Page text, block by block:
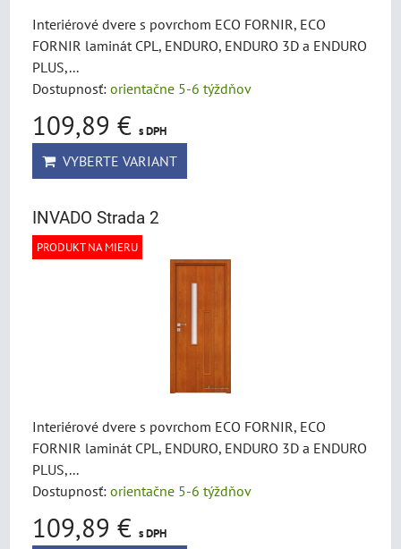
Interiérové dvere s povrchom ECO FORNIR, ECO
FORNIR laminát CPL, ENDURO, ENDURO 3D a ENDURO
PLUS,...
Dostupnosť: orientačne 5-6 týždňov
109,89 € s DPH
VYBERTE VARIANT
INVADO Strada 2
PRODUKT NA MIERU
Interiérové dvere s povrchom ECO FORNIR, ECO
FORNIR laminát CPL, ENDURO, ENDURO 3D a ENDURO
PLUS,...
Dostupnosť: orientačne 5-6 týždňov
109,89 € s DPH